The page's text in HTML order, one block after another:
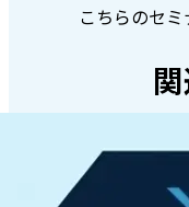
こちらのセミ